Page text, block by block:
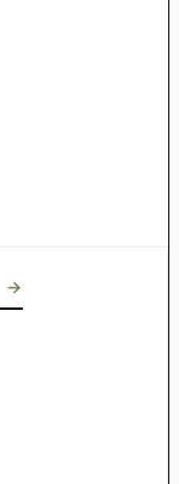
→